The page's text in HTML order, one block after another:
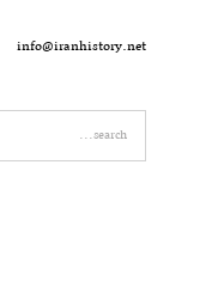
info@iranhistory.net